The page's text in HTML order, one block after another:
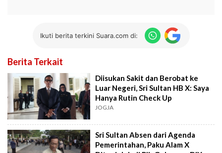
Ikuti berita terkini Suara.com di:
Berita Terkait
Diisukan Sakit dan Berobat ke
Luar Negeri, Sri Sultan HB X: Saya
Hanya Rutin Check Up
JOGJA
Sri Sultan Absen dari Agenda
Pemerintahan, Paku Alam X